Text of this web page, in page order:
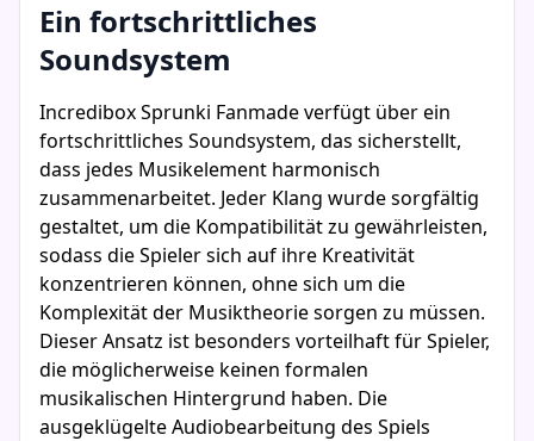
Ein fortschrittliches
Soundsystem
Incredibox Sprunki Fanmade verfügt über ein
fortschrittliches Soundsystem, das sicherstellt,
dass jedes Musikelement harmonisch
zusammenarbeitet. Jeder Klang wurde sorgfältig
gestaltet, um die Kompatibilität zu gewährleisten,
sodass die Spieler sich auf ihre Kreativität
konzentrieren können, ohne sich um die
Komplexität der Musiktheorie sorgen zu müssen.
Dieser Ansatz ist besonders vorteilhaft für Spieler,
die möglicherweise keinen formalen
musikalischen Hintergrund haben. Die
ausgeklügelte Audiobearbeitung des Spiels